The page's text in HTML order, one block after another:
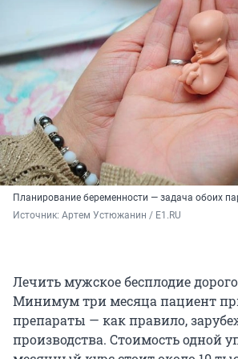
Планирование беременности — задача обоих
Источник: Артем Устюжанин / E1.RU
Лечить мужское бесплодие
Минимум три месяца пациент
препараты — как правило,
производства. Стоимость одной